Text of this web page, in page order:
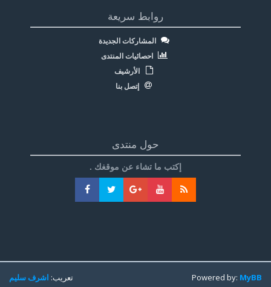
روابط سريعة
المشاركات الجديدة
احصائيات المنتدى
الأرشيف
إتصل بنا
حول منتدى
إكتب ما تشاء عن موقغك .
تعريب:اشرف سليم Powered by:MyBB